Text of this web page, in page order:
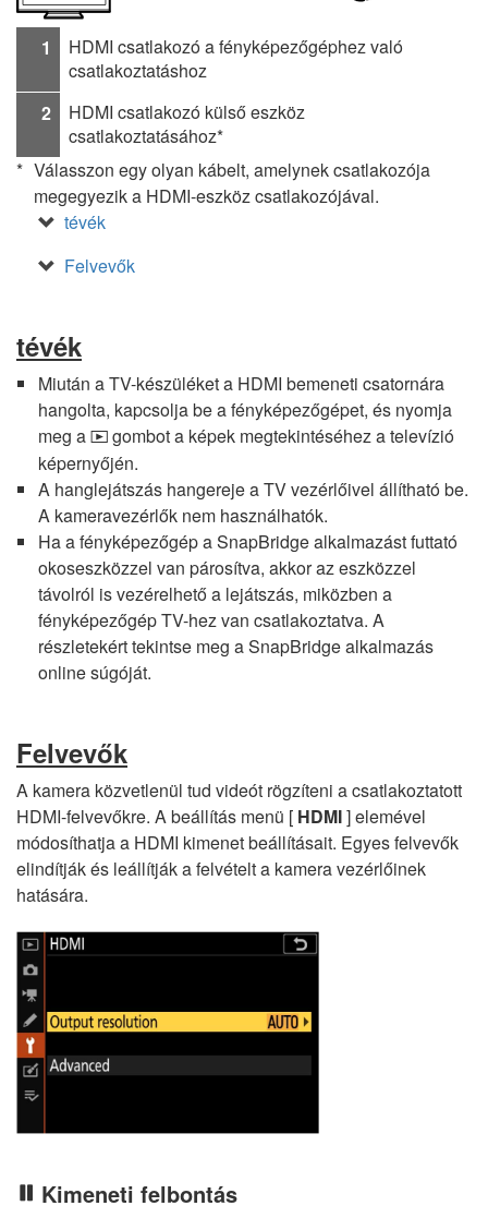
1
HDMI csatlakozó a fényképezőgéphez való
csatlakoztatáshoz
2
HDMI csatlakozó külső eszköz
csatlakoztatásához*
Válasszon egy olyan kábelt, amelynek csatlakozója
megegyezik a HDMI-eszköz csatlakozójával.
tévék
Felvevők
tévék
Miután a TV-készüléket a HDMI bemeneti csatornára
hangolta, kapcsolja be a fényképezőgépet, és nyomja
meg a K gombot a képek megtekintéséhez a televízió
képernyőjén.
A hanglejátszás hangereje a TV vezérlőivel állítható be.
A kameravezérlők nem használhatók.
Ha a fényképezőgép a SnapBridge alkalmazást futtató
okoseszközzel van párosítva, akkor az eszközzel
távolról is vezérelhető a lejátszás, miközben a
fényképezőgép TV-hez van csatlakoztatva. A
részletekért tekintse meg a SnapBridge alkalmazás
online súgóját.
Felvevők
A kamera közvetlenül tud videót rögzíteni a csatlakoztatott
HDMI-felvevőkre. A beállítás menü [ HDMI] elemével
módosíthatja a HDMI kimenet beállításait. Egyes felvevők
elindítják és leállítják a felvételt a kamera vezérlőinek
hatására.
Kimeneti felbontás